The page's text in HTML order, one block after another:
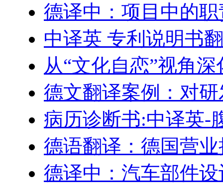
德译中：项目中的
中译英 专利说明书
从“文化自恋”视角
德文翻译案例：对
病历诊断书:中译英-
德语翻译：德国营
德译中：汽车部件